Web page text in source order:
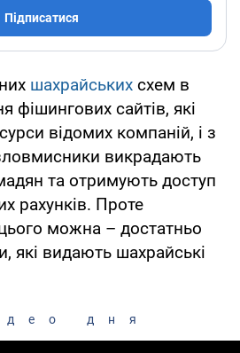
Підписатися
шахрайських схем в
фішингових сайтів, які
відомих компаній, і з
викрадають
та отримують доступ
рахунків. Проте
можна – достатньо
які видають шахрайські
дня